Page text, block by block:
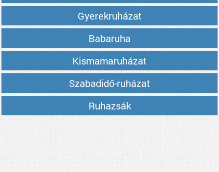
Gyerekruházat
Babaruha
Kismamaruházat
Szabadidő-ruházat
Ruhazsák